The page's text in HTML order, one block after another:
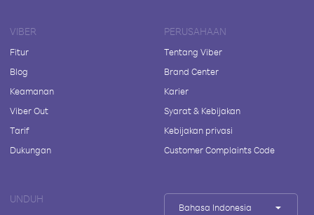
VIBER
Fitur
Blog
Keamanan
Viber Out
Tarif
Dukungan
PERUSAHAAN
Tentang Viber
Brand Center
Karier
Syarat & Kebijakan
Kebijakan privasi
Customer Complaints Code
UNDUH
Bahasa Indonesia